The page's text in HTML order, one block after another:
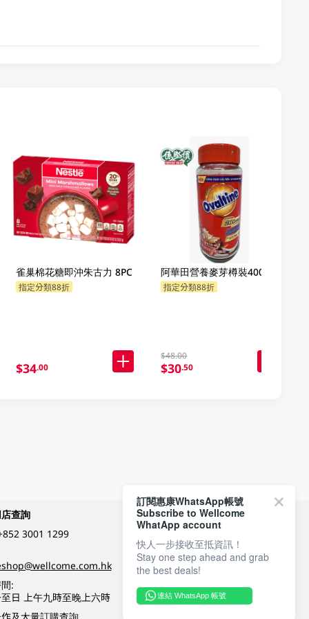
雀巢棉花糖即沖朱古力 8PC
指定分類88折
$34.00
阿華田營養麥芽樽裝400GM
指定分類88折
$48.00
$30.50
查詢
3001 1299
:
日 上午九時至晚上六時
付款方式
關注我們
訂閱惠康WhatsApp帳號
Subscribe to Wellcome
WhatApp account
快人一步接收至抵資訊！
Stay one step ahead and grab
the best deals!
連結 WhatsApp 帳號